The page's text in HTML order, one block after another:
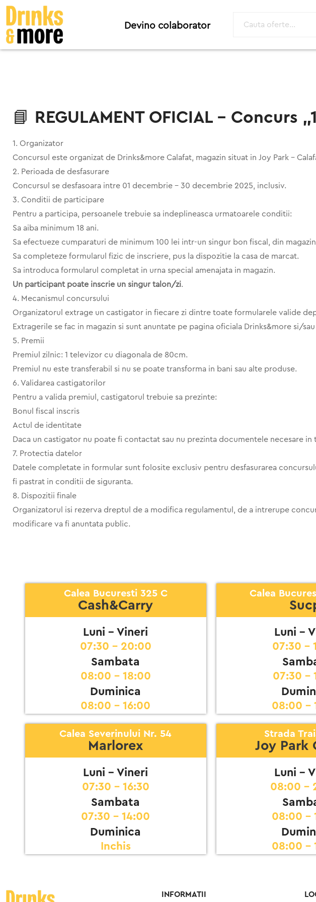
Devino colaborator
📘 REGULAMENT OFICIAL – Concurs
1. Organizator
Concursul este organizat de Drinks&more Calafat, magazin situat in Joy Park –
2. Perioada de desfasurare
Concursul se desfasoara intre 01 decembrie – 30 decembrie 2025, inclusiv.
3. Conditii de participare
Pentru a participa, persoanele trebuie sa indeplineasca urmatoarele conditii:
Sa aiba minimum 18 ani.
Sa efectueze cumparaturi de minimum 100 lei intr-un singur bon fiscal, din
Sa completeze formularul fizic de inscriere, pus la dispozitie la casa de marcat.
Sa introduca formularul completat in urna special amenajata in magazin.
Un participant poate inscrie un singur talon/zi.
4. Mecanismul concursului
Organizatorul extrage un castigator in fiecare zi dintre toate formularele valide
Extragerile se fac in magazin si sunt anuntate pe pagina oficiala Drinks&more si/
5. Premii
Premiul zilnic: 1 televizor cu diagonala de 80cm.
Premiul nu este transferabil si nu se poate transforma in bani sau alte produse.
6. Validarea castigatorilor
Pentru a valida premiul, castigatorul trebuie sa prezinte:
Bonul fiscal inscris
Actul de identitate
Daca un castigator nu poate fi contactat sau nu prezinta documentele necesare
7. Protectia datelor
Datele completate in formular sunt folosite exclusiv pentru desfasurarea
fi pastrat in conditii de siguranta.
8. Dispozitii finale
Organizatorul isi rezerva dreptul de a modifica regulamentul, de a intrerupe
modificare va fi anuntata public.
Calea Bucuresti 325 C
Cash&Carry
Luni - Vineri
07:30 - 20:00
Sambata
08:00 - 18:00
Duminica
08:00 - 16:00
Calea
Luni -
07:30 -
07:30 -
08:00 -
Calea Severinului Nr. 54
Marlorex
Luni - Vineri
07:30 - 16:30
Sambata
07:30 - 14:00
Duminica
Inchis
Strada
Joy Park
Luni -
08:00 -
08:00 -
08:00 -
INFORMATII